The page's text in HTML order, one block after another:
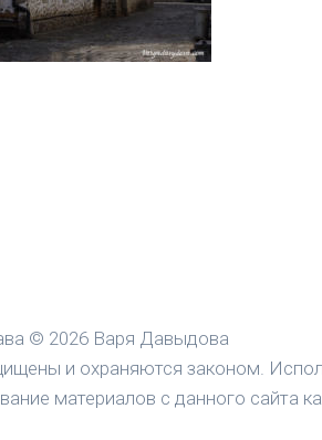
© 2026 Варя Давыдова
и охраняются законом.
материалов с данного сайта